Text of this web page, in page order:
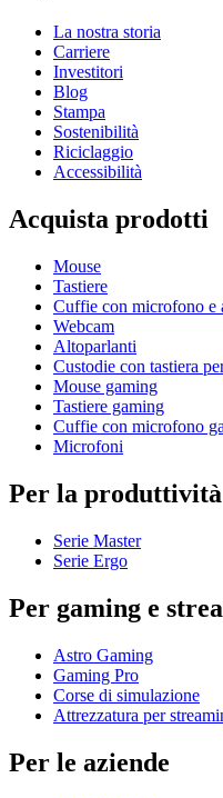
La nostra storia
Carriere
Investitori
Blog
Stampa
Sostenibilità
Riciclaggio
Accessibilità
Acquista prodotti
Mouse
Tastiere
Cuffie con microfono e
Webcam
Altoparlanti
Custodie con tastiera
Mouse gaming
Tastiere gaming
Cuffie con microfono
Microfoni
Per la produttività
Serie Master
Serie Ergo
Per gaming e
Astro Gaming
Gaming Pro
Corse di simulazione
Attrezzatura per
Per le aziende